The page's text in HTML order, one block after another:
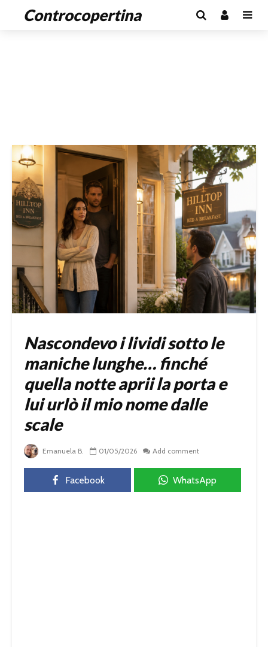
Controcopertina
Nascondevo i lividi sotto le
maniche lunghe… finché
quella notte aprii la porta e
lui urlò il mio nome dalle
scale
Emanuela B. 01/05/2026 Add comment
Facebook WhatsApp